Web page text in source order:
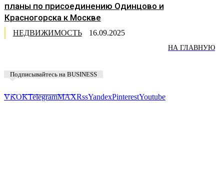
планы по присоединению Одинцово и
Красногорска к Москве
НЕДВИЖИМОСТЬ 16.09.2025
НА ГЛАВНУЮ
Подписывайтесь на BUSINESS
VKOKTelegramMAXRssYandexPinterestYoutube